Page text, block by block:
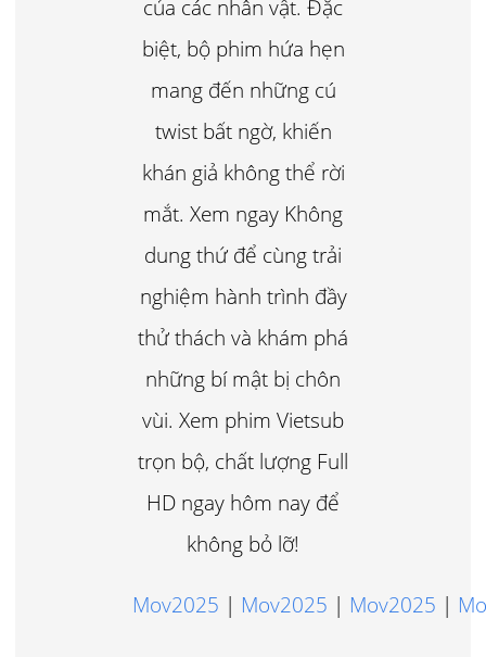
của các nhân vật. Đặc
biệt, bộ phim hứa hẹn
mang đến những cú
twist bất ngờ, khiến
khán giả không thể rời
mắt. Xem ngay Không
dung thứ để cùng trải
nghiệm hành trình đầy
thử thách và khám phá
những bí mật bị chôn
vùi. Xem phim Vietsub
trọn bộ, chất lượng Full
HD ngay hôm nay để
không bỏ lỡ!
Mov2025 | Mov2025 | Mov2025 |